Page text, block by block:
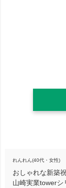
れんれん(40代・女性)
おしゃれな新築
山崎実業towerシ